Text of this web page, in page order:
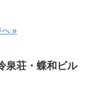
へ »
泉荘・蝶和ビル